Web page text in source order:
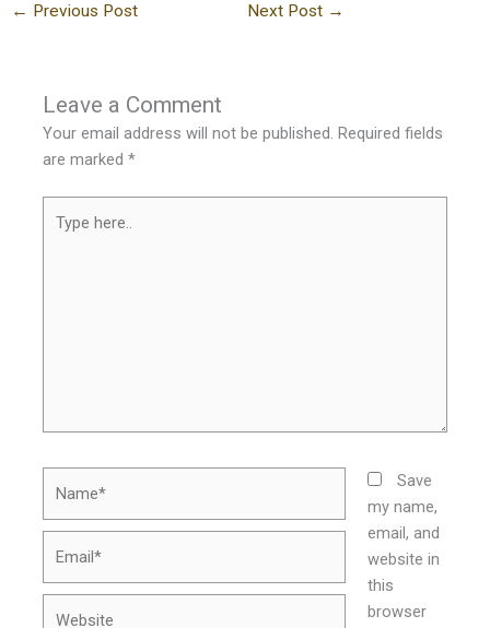
← Previous Post Next Post →
Leave a Comment
Your email address will not be published. Required fields
are marked*
here..
Save
my name,
email, and
website in
this
browser